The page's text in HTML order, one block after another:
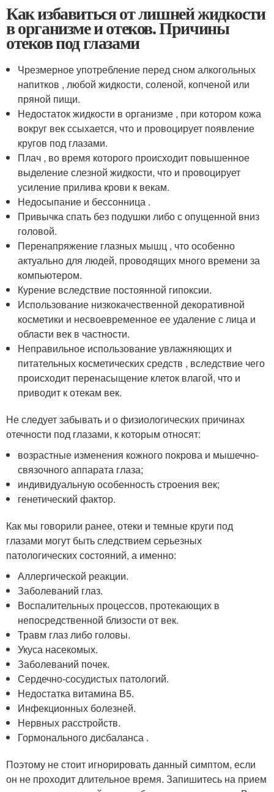
Как избавиться от лишней жидкости
в организме и отеков. Причины
отеков под глазами
Чрезмерное употребление перед сном алкогольных
напитков , любой жидкости, соленой, копченой или
пряной пищи.
Недостаток жидкости в организме , при котором кожа
вокруг век ссыхается, что и провоцирует появление
кругов под глазами.
Плач , во время которого происходит повышенное
выделение слезной жидкости, что и провоцирует
усиление прилива крови к векам.
Недосыпание и бессонница .
Привычка спать без подушки либо с опущенной вниз
головой.
Перенапряжение глазных мышц , что особенно
актуально для людей, проводящих много времени за
компьютером.
Курение вследствие постоянной гипоксии.
Использование низкокачественной декоративной
косметики и несвоевременное ее удаление с лица и
области век в частности.
Неправильное использование увлажняющих и
питательных косметических средств , вследствие чего
происходит перенасыщение клеток влагой, что и
приводит к отекам век.
Не следует забывать и о физиологических причинах
отечности под глазами, к которым относят:
возрастные изменения кожного покрова и мышечно-
связочного аппарата глаза;
индивидуальную особенность строения век;
генетический фактор.
Как мы говорили ранее, отеки и темные круги под
глазами могут быть следствием серьезных
патологических состояний, а именно:
Аллергической реакции.
Заболеваний глаз.
Воспалительных процессов, протекающих в
непосредственной близости от век.
Травм глаз либо головы.
Укуса насекомых.
Заболеваний почек.
Сердечно-сосудистых патологий.
Недостатка витамина В5.
Инфекционных болезней.
Нервных расстройств.
Гормонального дисбаланса .
Поэтому не стоит игнорировать данный симптом, если
он не проходит длительное время. Запишитесь на прием